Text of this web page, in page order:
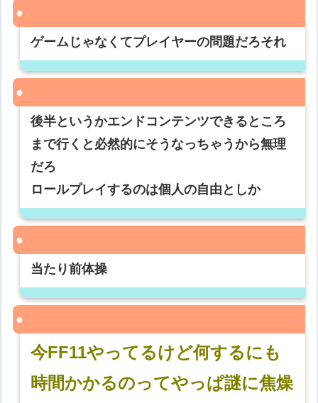
ゲームじゃなくてプレイヤーの問題だろそれ
後半というかエンドコンテンツできるところ
まで行くと必然的にそうなっちゃうから無理
だろ
ロールプレイするのは個人の自由としか
当たり前体操
今FF11やってるけど何するにも
時間かかるのってやっぱ謎に焦燥